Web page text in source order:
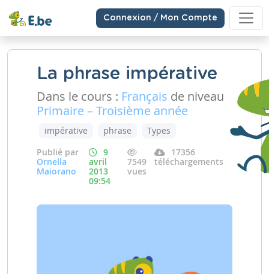
Connexion / Mon Compte
La phrase impérative
Dans le cours : Français de niveau
Primaire – Troisième année
impérative phrase
Types
Publié par
Ornella
Maiorano
9
avril
2013
09:54
7549
vues
17356
téléchargements